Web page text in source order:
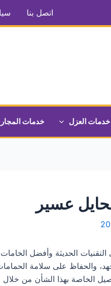
اتصل بنا
خدمات العزل خدمات
عسير
الحديثة وأفضل الخامات
والحفاظ على سلامة
الخاصة بهذا الشأن من خلال